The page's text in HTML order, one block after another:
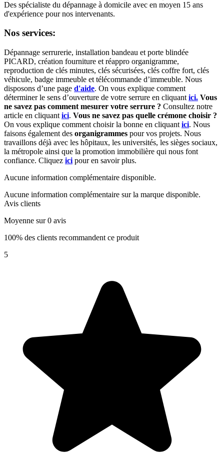
Des spécialiste du dépannage à domicile avec en moyen 15 ans
d'expérience pour nos intervenants.
Nos services:
Dépannage serrurerie, installation bandeau et porte blindée
PICARD, création fourniture et réappro organigramme,
reproduction de clés minutes, clés sécurisées, clés coffre fort, clés
véhicule, badge immeuble et télécommande d’immeuble. Nous
disposons d’une page d'aide. On vous explique comment
déterminer le sens d’ouverture de votre serrure en cliquant ici. Vous
ne savez pas comment mesurer votre serrure ? Consultez notre
article en cliquant ici. Vous ne savez pas quelle crémone choisir ?
On vous explique comment choisir la bonne en cliquant ici. Nous
faisons également des organigrammes pour vos projets. Nous
travaillons déjà avec les hôpitaux, les universités, les sièges sociaux,
la métropole ainsi que la promotion immobilière qui nous font
confiance. Cliquez ici pour en savoir plus.
Aucune information complémentaire disponible.
Aucune information complémentaire sur la marque disponible.
Avis clients
Moyenne sur 0 avis
100% des clients recommandent ce produit
5